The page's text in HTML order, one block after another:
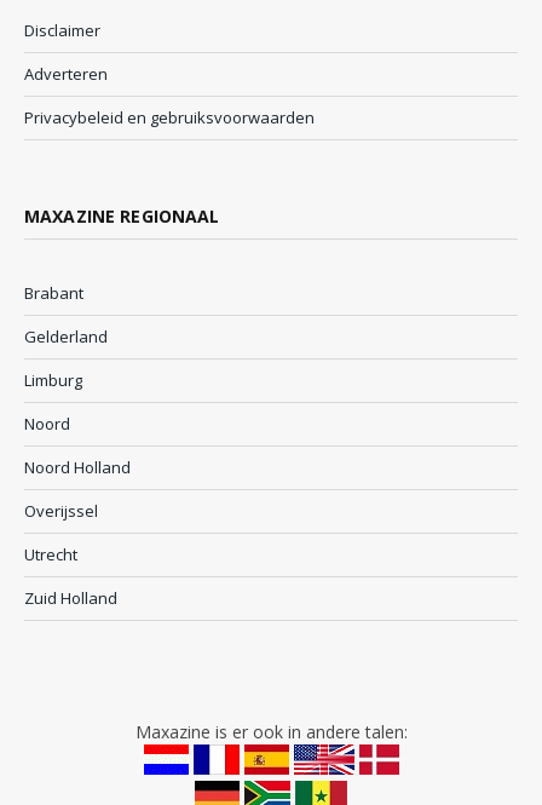
Disclaimer
Adverteren
Privacybeleid en gebruiksvoorwaarden
MAXAZINE REGIONAAL
Brabant
Gelderland
Limburg
Noord
Noord Holland
Overijssel
Utrecht
Zuid Holland
Maxazine is er ook in andere talen: